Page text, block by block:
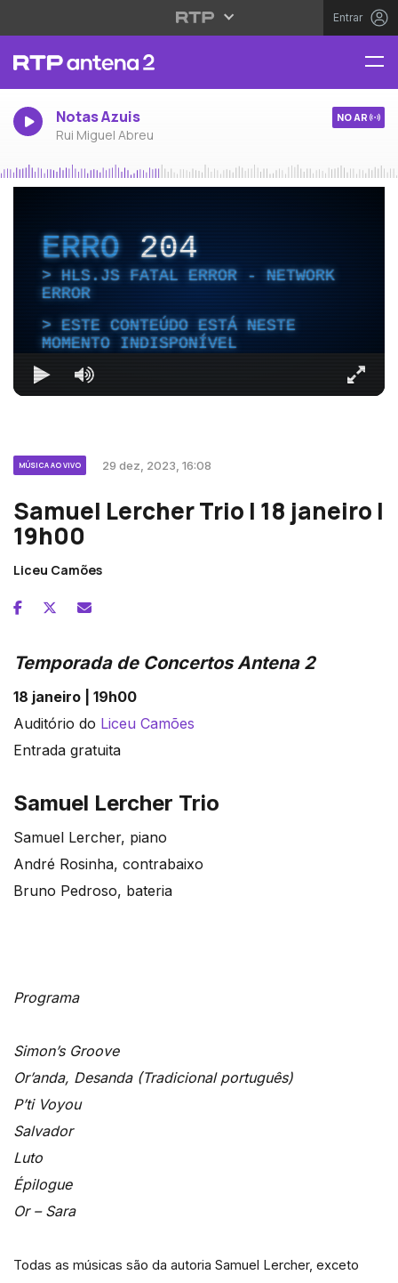
Entrar
Notas Azuis
Rui Miguel Abreu
NO AR
ERRO204
HLS.JS FATAL ERROR - NETWORK
ERROR
ESTE CONTEÚDO ESTÁ NESTE
MOMENTO INDISPONÍVEL
MÚSICA AO VIVO 29 dez, 2023, 16:08
Samuel Lercher Trio | 18 janeiro |
19h00
Liceu Camões
Temporada de Concertos Antena 2
18 janeiro | 19h00
Auditório do Liceu Camões
Entrada gratuita
Samuel Lercher Trio
Samuel Lercher, piano
André Rosinha, contrabaixo
Bruno Pedroso, bateria
Programa
Simon’s Groove
Or’anda, Desanda (Tradicional português)
P’ti Voyou
Salvador
Luto
Épilogue
Or – Sara
Todas as músicas são da autoria Samuel Lercher, exceto